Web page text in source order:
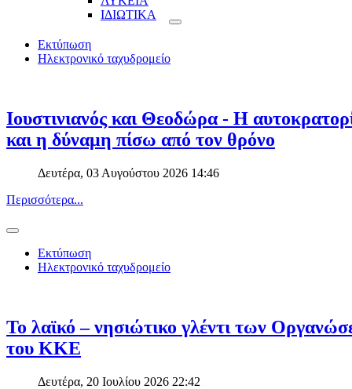
ΙΔΙΩΤΙΚΑ
Εκτύπωση
Ηλεκτρονικό ταχυδρομείο
Ιουστινιανός και Θεοδώρα - Η
και η δύναμη πίσω από τον θρόνο
Δευτέρα, 03 Αυγούστου 2026 14:46
Περισσότερα...
Εκτύπωση
Ηλεκτρονικό ταχυδρομείο
Το λαϊκό – νησιώτικο γλέντι των
του ΚΚΕ
Δευτέρα, 20 Ιουλίου 2026 22:42